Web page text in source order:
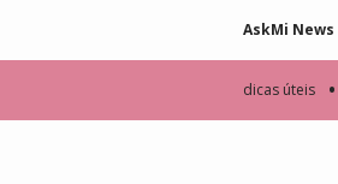
AskMi News
dicas úteis •